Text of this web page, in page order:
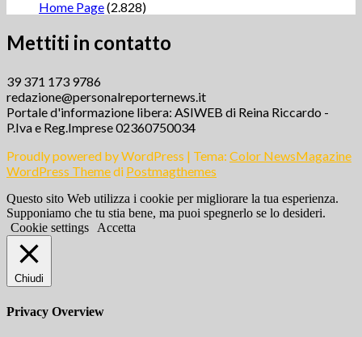
Home Page(2.828)
Mettiti in contatto
39 371 173 9786
redazione@personalreporternews.it
Portale d'informazione libera: ASIWEB di Reina Riccardo -
P.Iva e Reg.Imprese 02360750034
Proudly powered by WordPress | Tema: Color NewsMagazine
WordPress Themedi Postmagthemes
Questo sito Web utilizza i cookie per migliorare la tua esperienza.
Supponiamo che tu stia bene, ma puoi spegnerlo se lo desideri.
Cookie settings
Accetta
Chiudi
Privacy Overview